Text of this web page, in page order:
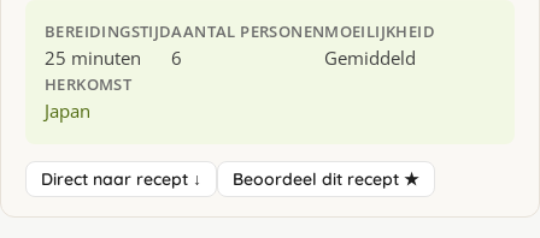
BEREIDINGSTIJD
25 minuten
AANTAL PERSONEN
6
MOEILIJKHEID
Gemiddeld
HERKOMST
Japan
Direct naar recept ↓ Beoordeel dit recept ★